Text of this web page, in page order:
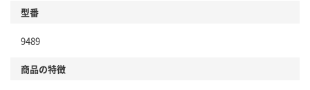
型番
9489
商品の特徴